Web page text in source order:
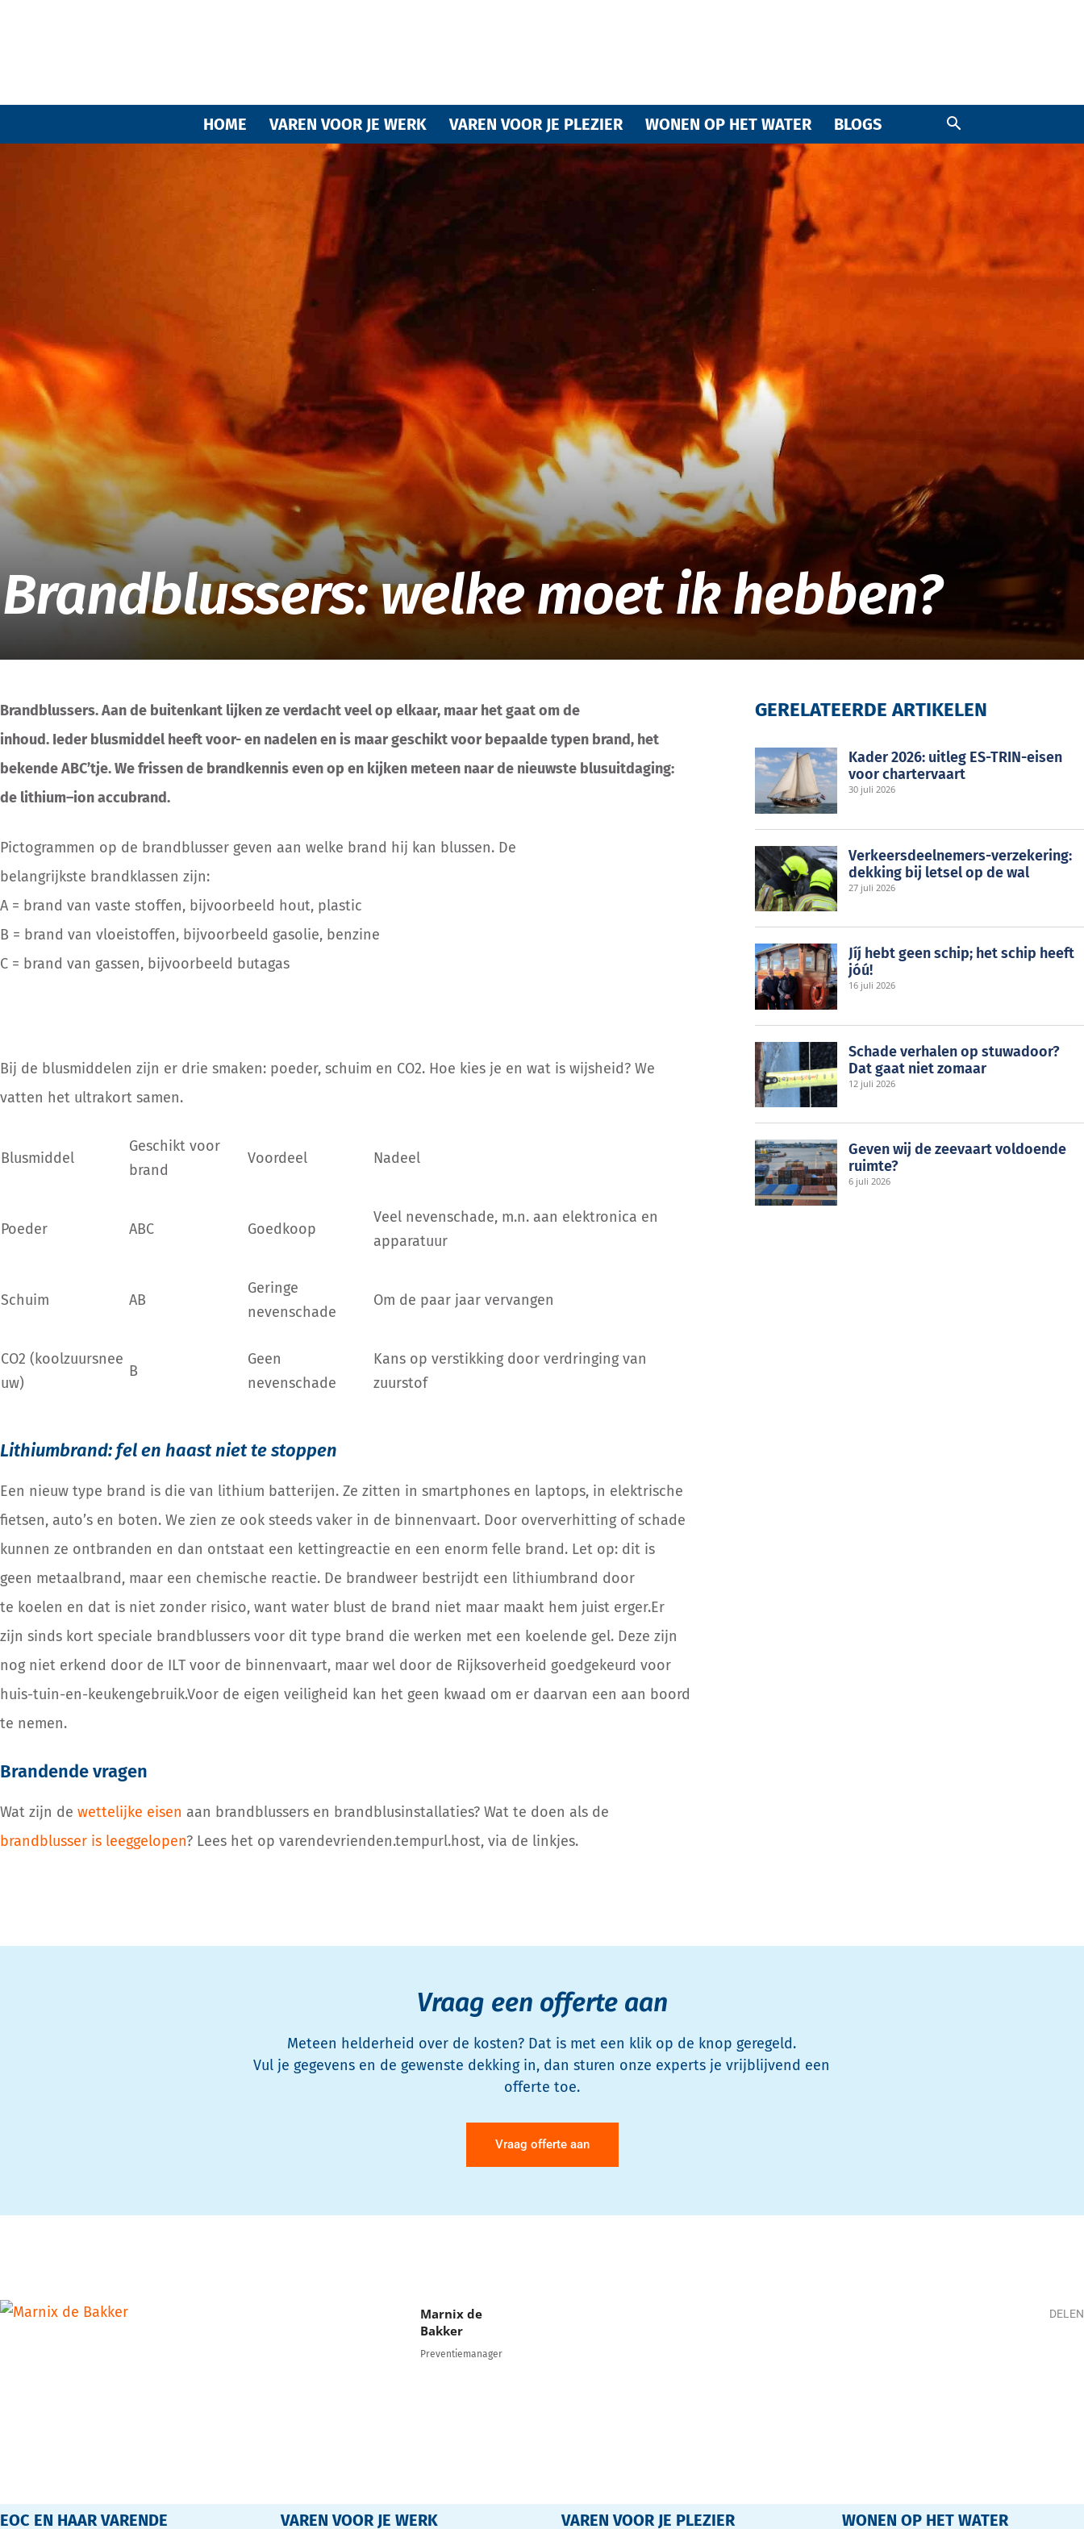
Varende
EOC
HOME VAREN VOOR JE WERK VAREN VOOR JE PLEZIER WONEN OP HET WATER BLOGS
Brandblussers: welke moet ik hebben?
Brandblussers.Aan de buitenkant lijkenzeverdacht veelop elkaar, maar hetgaat om de
inhoud. Iederblusmiddelheeft voor- en nadelen en is maar geschikt voor bepaaldetypen brand, het
bekendeABC’tje.We frissen de brandkennis even op en kijken meteen naar de nieuwste blusuitdaging:
de lithium–ionaccubrand.
Pictogrammen op de brandblusser geven aan welke brand hij kan blussen. De
belangrijkste brandklassen zijn:
A = brand van vaste stoffen, bijvoorbeeld hout, plastic
B = brand van vloeistoffen, bijvoorbeeld gasolie, benzine
C = brand van gassen, bijvoorbeeld butagas
Bij de blusmiddelen zijn er drie smaken: poeder, schuim en CO2. Hoe kies je en wat is wijsheid? We
vatten het ultrakort samen.
Blusmiddel
Geschikt voor
brand
Voordeel Nadeel
Poeder ABC Goedkoop
Veel nevenschade, m.n. aan elektronica en
apparatuur
Schuim AB
Geringe
nevenschade
Om de paar jaar vervangen
CO2 (koolzuursnee
uw)
B
Geen
nevenschade
Kans op verstikking door verdringing van
zuurstof
Lithiumbrand: fel en haast niet te stoppen
Een nieuw type brand is die van lithium batterijen. Ze zitten in smartphones en laptops, in elektrische
fietsen, auto’s en boten. We zien ze ook steeds vaker in de binnenvaart. Door oververhitting of schade
kunnen ze ontbranden en dan ontstaat een kettingreactie en een enorm felle brand. Let op: dit is
geen metaalbrand, maar een chemische reactie. De brandweer bestrijdt een lithiumbrand door
te koelen en dat is niet zonder risico, want water blust de brand niet maar maakt hem juist erger.Er
zijn sinds kort speciale brandblussers voor dit type brand die werken met een koelende gel. Deze zijn
nog niet erkend door de ILT voor de binnenvaart, maar wel door de Rijksoverheid goedgekeurd voor
huis-tuin-en-keukengebruik.Voor de eigen veiligheid kan het geen kwaad om er daarvan een aan boord
te nemen.
Brandende vragen
Wat zijn de wettelijke eisen aan brandblussers en brandblusinstallaties? Wat te doen als de
brandblusser is leeggelopen? Lees het op varendevrienden.tempurl.host, via de linkjes.
GERELATEERDE ARTIKELEN
Kader 2026: uitleg ES-TRIN-eisen
voor chartervaart
30 juli 2026
Verkeersdeelnemers-verzekering:
dekking bij letsel op de wal
27 juli 2026
Jíj́ hebt geen schip; het schip heeft
jóú!
16 juli 2026
Schade verhalen op stuwadoor?
Dat gaat niet zomaar
12 juli 2026
Geven wij de zeevaart voldoende
ruimte?
6 juli 2026
Vraag een offerte aan
Meteen helderheid over de kosten? Dat is met een klik op de knop geregeld.
Vul je gegevens en de gewenste dekking in, dan sturen onze experts je vrijblijvend een
offerte toe.
Vraag offerte aan
Marnix de
Bakker
Preventiemanager
DELEN
EOC EN HAAR VARENDE
VAREN VOOR JE WERK VAREN VOOR JE PLEZIER WONEN OP HET WATER